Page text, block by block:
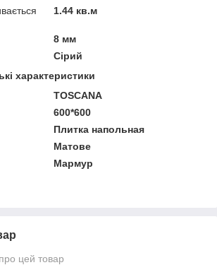
1.44 кв.м
8 мм
Сірий
характеристики
TOSCANA
600*600
Плитка напольная
Матове
Мармур
цей товар